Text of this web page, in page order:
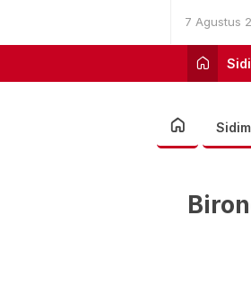
7 Agustus